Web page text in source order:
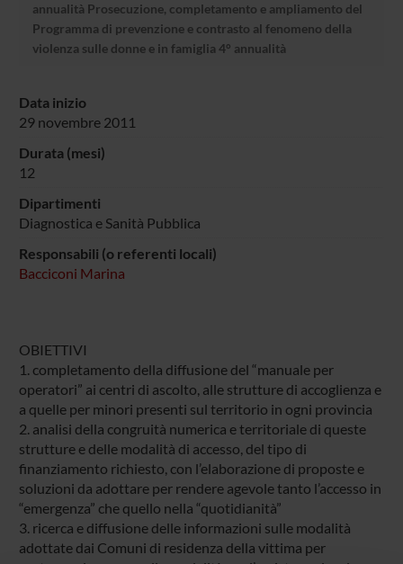
annualità Prosecuzione, completamento e ampliamento del
Programma di prevenzione e contrasto al fenomeno della
violenza sulle donne e in famiglia 4° annualità
Data inizio
29 novembre 2011
Durata (mesi)
12
Dipartimenti
Diagnostica e Sanità Pubblica
Responsabili (o referenti locali)
Bacciconi Marina
OBIETTIVI
1. completamento della diffusione del “manuale per
operatori” ai centri di ascolto, alle strutture di accoglienza e
a quelle per minori presenti sul territorio in ogni provincia
2. analisi della congruità numerica e territoriale di queste
strutture e delle modalità di accesso, del tipo di
finanziamento richiesto, con l’elaborazione di proposte e
soluzioni da adottare per rendere agevole tanto l’accesso in
“emergenza” che quello nella “quotidianità”
3. ricerca e diffusione delle informazioni sulle modalità
adottate dai Comuni di residenza della vittima per